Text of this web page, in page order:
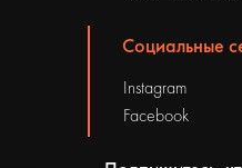
Социальные
Instagram
Facebook